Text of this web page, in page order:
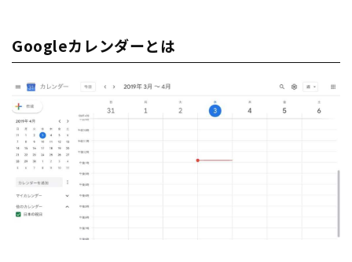
Googleカレンダーとは